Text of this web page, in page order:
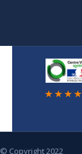
© Copyright 2022